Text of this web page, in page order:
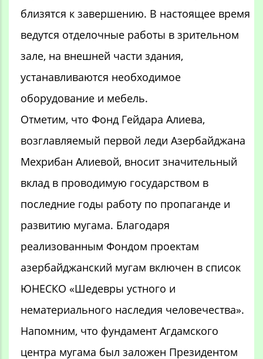
близятся к завершению. В настоящее время
ведутся отделочные работы в зрительном
зале, на внешней части здания,
устанавливаются необходимое
оборудование и мебель.
Отметим, что Фонд Гейдара Алиева,
возглавляемый первой леди Азербайджана
Мехрибан Алиевой, вносит значительный
вклад в проводимую государством в
последние годы работу по пропаганде и
развитию мугама. Благодаря
реализованным Фондом проектам
азербайджанский мугам включен в список
ЮНЕСКО «Шедевры устного и
нематериального наследия человечества».
Напомним, что фундамент Агдамского
центра мугама был заложен Президентом